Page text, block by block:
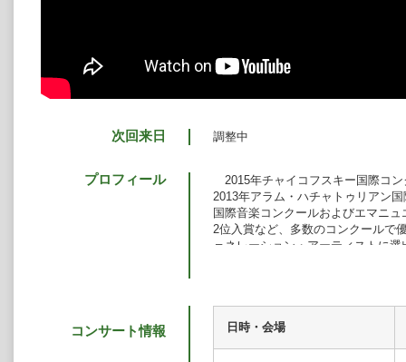
次回来日 調整中
プロフィール
2015年チャイコフスキー国際コ
2013年アラム・ハチャトゥリアン
国際音楽コンクールおよびエマニ
2位入賞など、多数のコンクールで
ェネレーション・アーティストに
交響楽団、クシシュトフ・ペンデ
団、マルタ・ガルドリンスカ指揮
コンサート情報 日時・会場